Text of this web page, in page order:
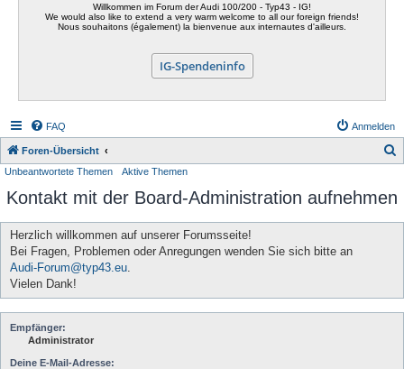
Willkommen im Forum der Audi 100/200 - Typ43 - IG!
We would also like to extend a very warm welcome to all our foreign friends!
Nous souhaitons (également) la bienvenue aux internautes d'ailleurs.
IG-Spendeninfo
FAQ Anmelden
Foren-Übersicht
Unbeantwortete Themen Aktive Themen
Kontakt mit der Board-Administration aufnehmen
Herzlich willkommen auf unserer Forumsseite!
Bei Fragen, Problemen oder Anregungen wenden Sie sich bitte an
Audi-Forum@typ43.eu
Vielen Dank!
Empfänger:
Administrator
Deine E-Mail-Adresse: